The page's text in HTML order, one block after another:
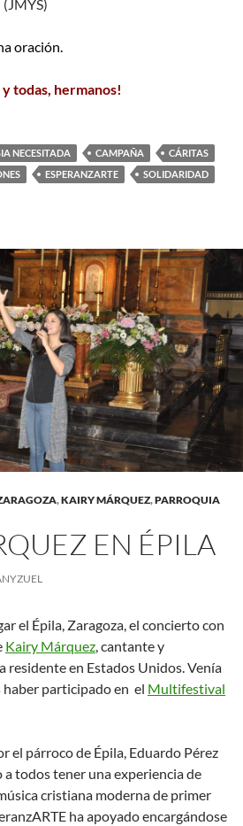
oración.
todas, hermanos!
NECESITADA CAMPAÑA
CÁRITAS
ESPERANZARTE
SOLIDARIDAD
,KAIRY MÁRQUEZ,PARROQUIA
EN ÉPILA
el Épila, Zaragoza, el concierto con
Kairy Márquez, cantante y
residente en Estados Unidos. Venía
participado en el Multifestival
el párroco de Épila, Eduardo Pérez
todos tener una experiencia de
cristiana moderna de primer
ha apoyado encargándose